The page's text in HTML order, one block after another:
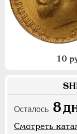
10
Осталось 8
Смотреть